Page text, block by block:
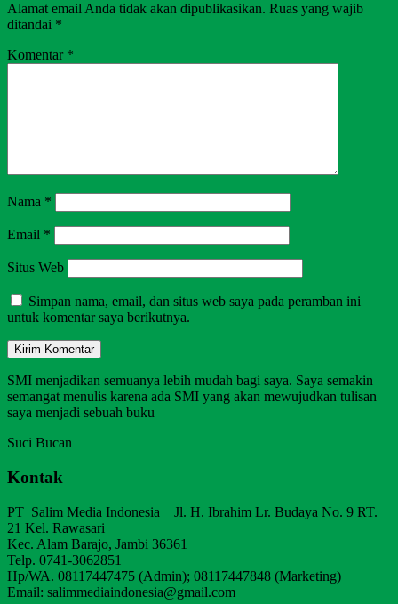
Alamat email Anda tidak akan dipublikasikan. Ruas yang wajib
ditandai *
Komentar *
Nama *
Email *
Situs Web
Simpan nama, email, dan situs web saya pada peramban ini
untuk komentar saya berikutnya.
SMI menjadikan semuanya lebih mudah bagi saya. Saya semakin
semangat menulis karena ada SMI yang akan mewujudkan tulisan
saya menjadi sebuah buku
Suci Bucan
Kontak
PT Salim Media Indonesia Jl. H. Ibrahim Lr. Budaya No. 9 RT.
21 Kel. Rawasari
Kec. Alam Barajo, Jambi 36361
Telp. 0741-3062851
Hp/WA. 08117447475 (Admin); 08117447848 (Marketing)
Email: salimmediaindonesia@gmail.com